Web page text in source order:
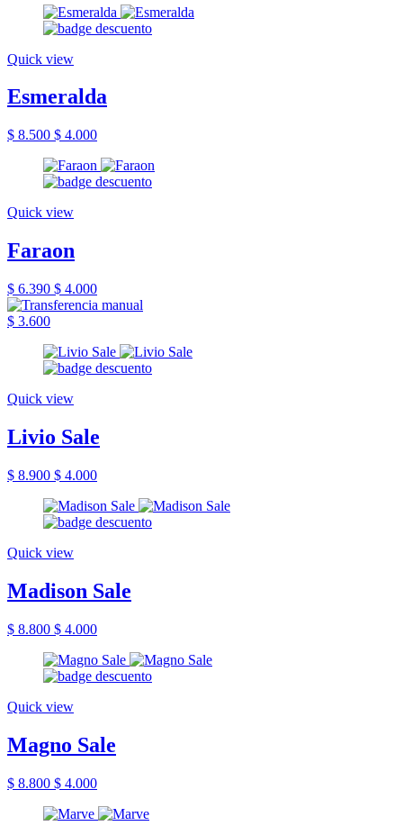
Quick view
Esmeralda
$ 8.500 $ 4.000
Quick view
Faraon
$ 6.390 $ 4.000
$ 3.600
Quick view
Livio Sale
$ 8.900 $ 4.000
Quick view
Madison Sale
$ 8.800 $ 4.000
Quick view
Magno Sale
$ 8.800 $ 4.000